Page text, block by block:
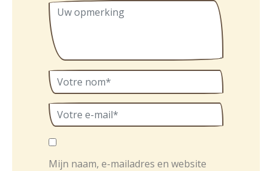
Mijn naam, e-mailadres en website